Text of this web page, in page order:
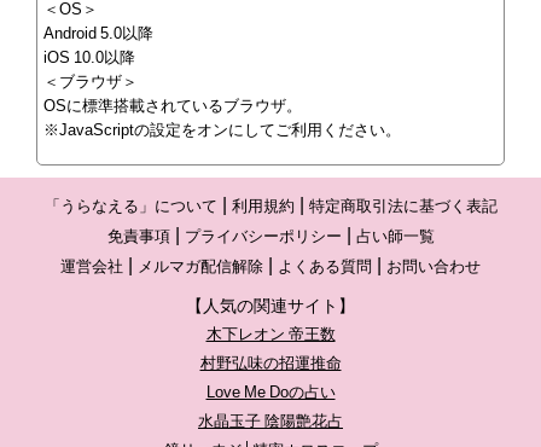
＜OS＞
Android 5.0以降
iOS 10.0以降
＜ブラウザ＞
OSに標準搭載されているブラウザ。
※JavaScriptの設定をオンにしてご利用ください。
「うらなえる」について 利用規約
特定商取引法に基づく表記
免責事項
プライバシーポリシー
占い師一覧
運営会社
メルマガ配信解除 よくある質問 お問い合わせ
【人気の関連サイト】
木下レオン 帝王数
村野弘味の招運推命
Love Me Doの占い
水晶玉子 陰陽艶花占